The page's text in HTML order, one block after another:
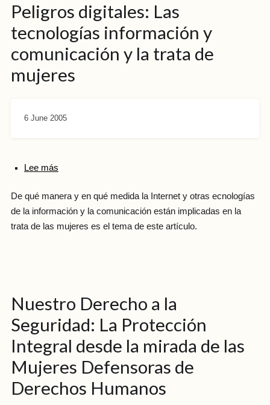
Peligros digitales: Las
tecnologías información y
comunicación y la trata de
mujeres
6 June 2005
Lee más
De qué manera y en qué medida la Internet y otras ecnologías
de la información y la comunicación están implicadas en la
trata de las mujeres es el tema de este artículo.
Nuestro Derecho a la
Seguridad: La Protección
Integral desde la mirada de las
Mujeres Defensoras de
Derechos Humanos